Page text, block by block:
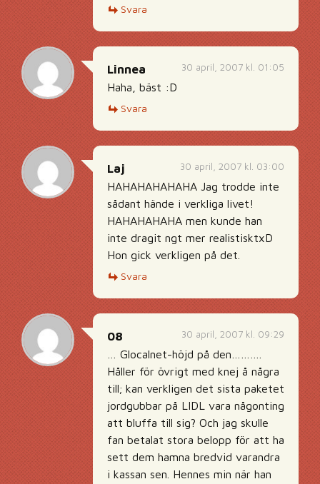
Svara
30 april, 2007 kl. 01:05
Linnea
Haha, bäst :D
Svara
30 april, 2007 kl. 03:00
Laj
HAHAHAHAHAHA Jag trodde inte
sådant hände i verkliga livet!
HAHAHAHAHA men kunde han
inte dragit ngt mer realistisktxD
Hon gick verkligen på det.
Svara
30 april, 2007 kl. 09:29
08
… Glocalnet-höjd på den……….
Håller för övrigt med knej å några
till; kan verkligen det sista paketet
jordgubbar på LIDL vara någonting
att bluffa till sig? Och jag skulle
fan betalat stora belopp för att ha
sett dem hamna bredvid varandra
i kassan sen. Hennes min när han